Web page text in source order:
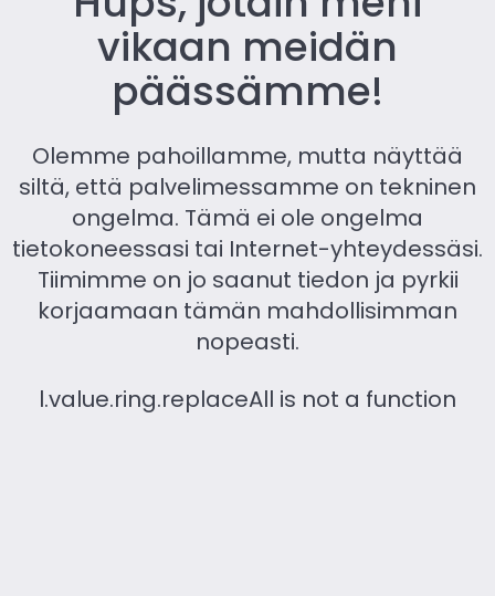
vikaan meidän
päässämme!
Olemme pahoillamme, mutta näyttää
siltä, ​​että palvelimessamme on tekninen
ongelma. Tämä ei ole ongelma
tietokoneessasi tai Internet-yhteydessäsi.
Tiimimme on jo saanut tiedon ja pyrkii
korjaamaan tämän mahdollisimman
nopeasti.
l.value.ring.replaceAll is not a function